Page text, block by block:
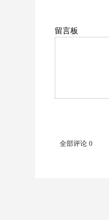
留言板
全部评论 0